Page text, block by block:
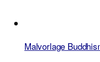
Malvorlage